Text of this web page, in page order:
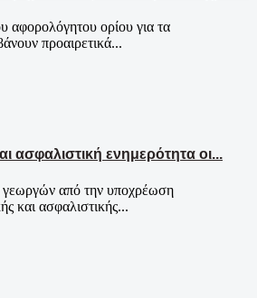
αφορολόγητου ορίου για τα
προαιρετικά...
ασφαλιστική ενημερότητα οι...
από την υποχρέωση
και ασφαλιστικής...